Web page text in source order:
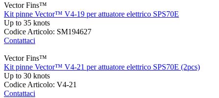
Vector Fins™
Kit pinne Vector™ V4-19 per attuatore elettrico SPS70E
Up to 35 knots
Codice Articolo: SM194627
Contattaci
Vector Fins™
Kit pinne Vector™ V4-21 per attuatore elettrico SPS70E (2pcs)
Up to 30 knots
Codice Articolo: V4-21
Contattaci